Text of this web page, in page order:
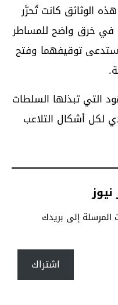
الوثائق كانت تُحرَّر
في خرق واضح للمساطر
توقيفهما وفتح
التي تبذلها السلطات
لكل أشكال التلاعب
إلى بريدك
اشتراك